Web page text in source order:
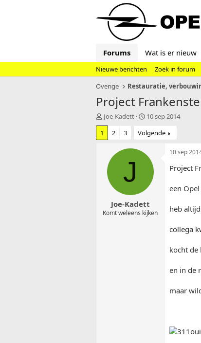
Forums Wat is er nieuw
Nieuwe berichten
Zoek in forum
Overige
Restauratie,
Project
T
o
i
r
Joe-Kadett
S
a
r
d
u
10 sep 2014
1
2 3 Volgende
J
Joe-Kadett
Komt weleens kijken
10 sep
Project
een
heb
collega
kocht de
en in de
maar